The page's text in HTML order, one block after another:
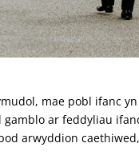
mae pobl ifanc
ar feddyliau
arwyddion caethiwed,